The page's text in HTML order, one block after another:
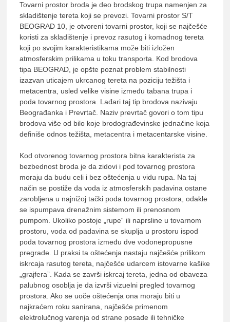
Tovarni prostor broda je deo brodskog trupa namenjen za
skladištenje tereta koji se prevozi. Tovarni prostor S/T
BEOGRAD 10, je otvoreni tovarni prostor, koji se najčešće
koristi za skladištenje i prevoz rasutog i komadnog tereta
koji po svojim karakteristikama može biti izložen
atmosferskim prilikama u toku transporta. Kod brodova
tipa BEOGRAD, je opšte poznat problem stabilnosti
izazvan uticajem ukrcanog tereta na poziciju težišta i
metacentra, usled velike visine između tabana trupa i
poda tovarnog prostora. Lađari taj tip brodova nazivaju
Beograđanka i Prevrtač. Naziv prevrtač govori o tom tipu
brodova više od bilo koje brodograđevinske jednačine koja
definiše odnos težišta, metacentra i metacentarske visine.
Kod otvorenog tovarnog prostora bitna karakterista za
bezbednost broda je da zidovi i pod tovarnog prostora
moraju da budu celi i bez oštećenja u vidu rupa. Na taj
način se postiže da voda iz atmosferskih padavina ostane
zarobljena u najnižoj tački poda tovarnog prostora, odakle
se ispumpava drenažnim sistemom ili prenosnom
pumpom. Ukoliko postoje „rupe“ ili naprsline u tovarnom
prostoru, voda od padavina se skuplja u prostoru ispod
poda tovarnog prostora između dve vodonepropusne
pregrade. U praksi ta oštećenja nastaju najčešće prilikom
iskrcaja rasutog tereta, najčešće udarcem istovarne kašike
„grajfera”. Kada se završi iskrcaj tereta, jedna od obaveza
palubnog osoblja je da izvrši vizuelni pregled tovarnog
prostora. Ako se uoče oštećenja ona moraju biti u
najkraćem roku sanirana, najčešće primenom
elektrolučnog varenja od strane posade ili tehničke